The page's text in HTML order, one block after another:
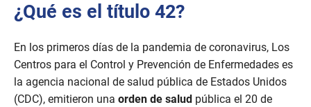
¿Qué es el título 42?
En los primeros días de la pandemia de coronavirus, Los
Centros para el Control y Prevención de Enfermedades es
la agencia nacional de salud pública de Estados Unidos
(CDC), emitieron una orden de salud pública el 20 de